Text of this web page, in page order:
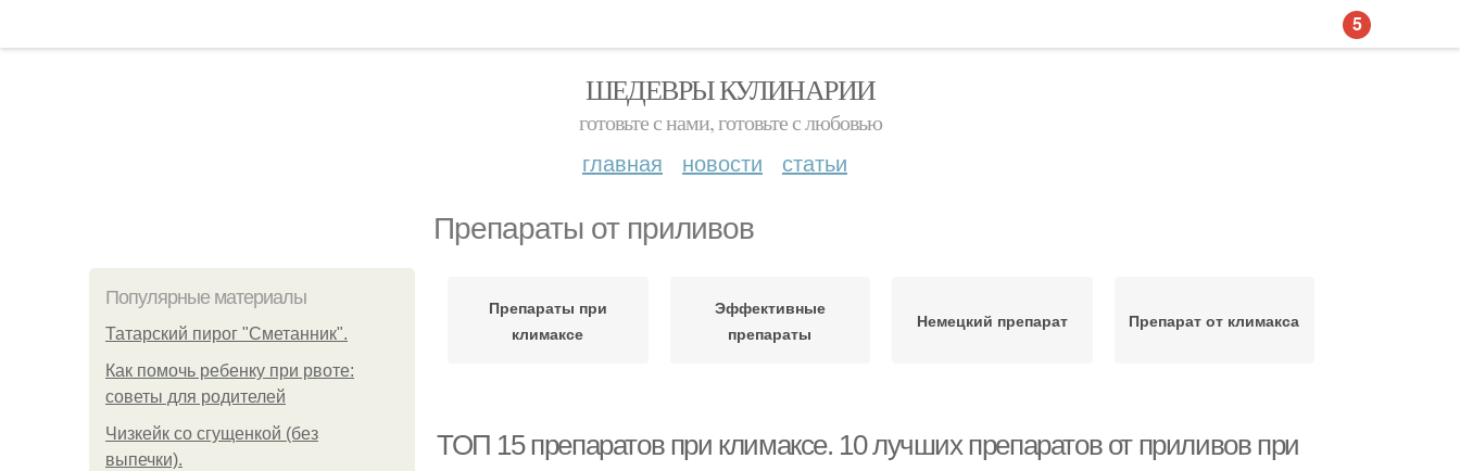
ШЕДЕВРЫ КУЛИНАРИИ
готовьте с нами, готовьте с любовью
главная новости статьи
Препараты от приливов
Популярные материалы
Татарский пирог "Сметанник".
Как помочь ребенку при рвоте:
советы для родителей
Чизкейк со сгущенкой (без
выпечки).
Препараты при
климаксе
Эффективные
препараты
Немецкий препарат Препарат от климакса
ТОП 15 препаратов при климаксе. 10 лучших препаратов от приливов при
5